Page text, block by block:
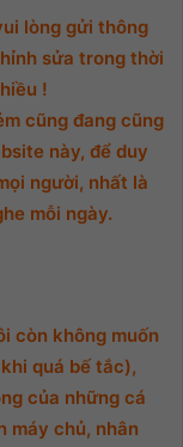
lòng gửi thông
sửa trong thời
!
cũng đang cũng
này, để duy
người, nhất là
mỗi ngày.
còn không muốn
quá bế tắc),
của những cá
máy chủ, nhân